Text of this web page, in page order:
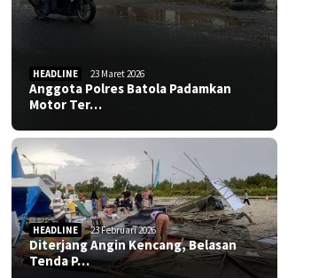
HEADLINE 23 Maret 2026
Anggota Polres Batola Padamkan
Motor Ter…
HEADLINE 23 Februari 2026
Diterjang Angin Kencang, Belasan
Tenda P…